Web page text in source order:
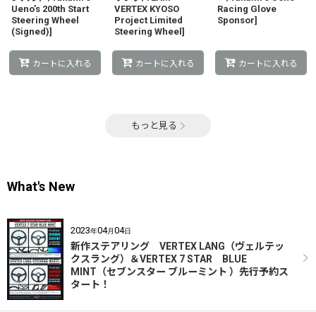
Ueno’s 200th Start
Steering Wheel
(Signed)]
カートに入れる
VERTEX KYOSO
Project Limited
Steering Wheel]
カートに入れる
Racing Glove
Sponsor]
カートに入れる
もっと見る
What's New
2023年04月04日
新作ステアリング VERTEX LANG（ヴェルテッ
クスラング）＆VERTEX 7 STAR BLUE
MINT（セブンスター ブルーミント ）先行予約ス
タート！